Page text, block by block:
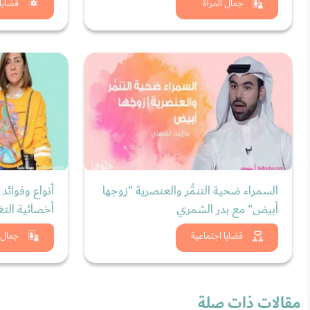
جمال المرأة
شاهد الان
قضايا اجتماعية
السمراء ضحية التنمُّر والعنصرية "زوجها
أبيض" مع بدر الشمري
شاهد الان
جمال
أنواع
أخصائية
مقالات ذات صلة